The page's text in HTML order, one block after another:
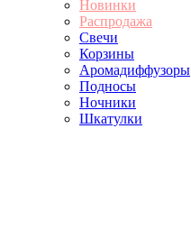
Новинки
Распродажа
Свечи
Корзины
Аромадиффузоры
Подносы
Ночники
Шкатулки